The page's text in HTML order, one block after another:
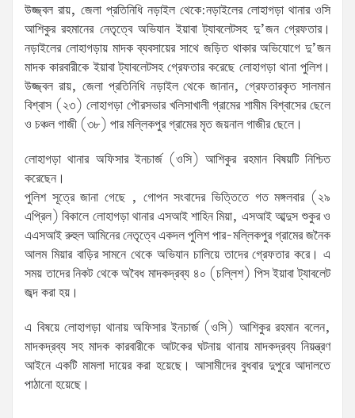
উজ্জ্বল রায়, জেলা প্রতিনিধি নড়াইল থেকে:নড়াইলের লোহাগড়া থানার ওসি
আশিকুর রহমানের নেতৃত্বে অভিযান ইয়াবা ট্যাবলেটসহ দু’জন গ্রেফতার।
নড়াইলের লোহাগড়ায় মাদক ব্যবসায়ের সাথে জড়িত থাকার অভিযোগে দু’জন
মাদক কারবারীকে ইয়াবা ট্যাবলেটসহ গ্রেফতার করেছে লোহাগড়া থানা পুলিশ।
উজ্জ্বল রায়, জেলা প্রতিনিধি নড়াইল থেকে জানান, গ্রেফতারকৃত সালমান
বিশ্বাস (২৩) লোহাগড়া পৌরসভার খলিসাখালী গ্রামের শামীম বিশ্বাসের ছেলে
ও চঞ্চল গাজী (৩৮) পার মল্লিকপুর গ্রামের মৃত জয়নাল গাজীর ছেলে।
লোহাগড়া থানার অফিসার ইনচার্জ (ওসি) আশিকুর রহমান বিষয়টি নিশ্চিত
করেছেন।
পুলিশ সূত্রে জানা গেছে , গোপন সংবাদের ভিত্তিতে গত মঙ্গলবার (২৯
এপ্রিল) বিকালে লোহাগড়া থানার এসআই শাহিন মিয়া, এসআই আব্দুস শুকুর ও
এএসআই রুহুল আমিনের নেতৃত্বে একদল পুলিশ পার-মল্লিকপুর গ্রামের জনৈক
আলম মিয়ার বাড়ির সামনে থেকে অভিযান চালিয়ে তাদের গ্রেফতার করে। এ
সময় তাদের নিকট থেকে অবৈধ মাদকদ্রব্য ৪০ (চল্লিশ) পিস ইয়াবা ট্যাবলেট
জব্দ করা হয়।
এ বিষয়ে লোহাগড়া থানায় অফিসার ইনচার্জ (ওসি) আশিকুর রহমান বলেন,
মাদকদ্রব্য সহ মাদক কারবারীকে আটকের ঘটনায় থানায় মাদকদ্রব্য নিয়ন্ত্রণ
আইনে একটি মামলা দায়ের করা হয়েছে। আসামীদের বুধবার দুপুরে আদালতে
পাঠানো হয়েছে।